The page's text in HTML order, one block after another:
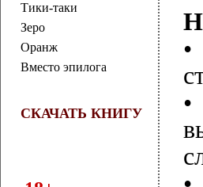
Тики-таки
Зеро
Оранж
Вместо эпилога
СКАЧАТЬ КНИГУ
•
•